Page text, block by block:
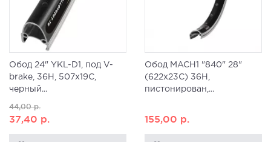
Обод 24" YKL-D1, под V-
brake, 36H, 507x19С,
черный...
44,00р.
37,40 р.
Обод MACH1 "840" 28"
(622x23C) 36H,
пистонирован,...
155,00 р.